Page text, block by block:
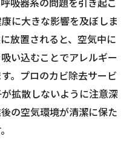
に大きな影響を及ぼしま
放置されると、空気中に
い込むことでアレルギー
。プロのカビ除去サービ
拡散しないように注意深
の空気環境が清潔に保た